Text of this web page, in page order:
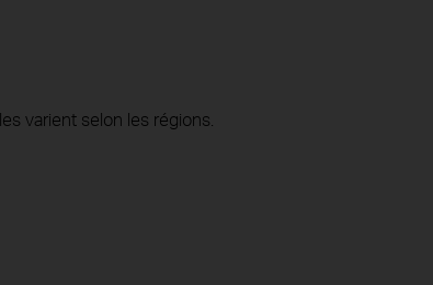
varient selon les régions.